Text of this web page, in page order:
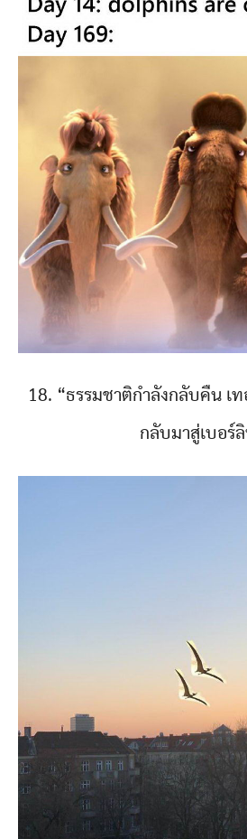
18. “ธรรมชาติกำลังกลับคืน เ
กลับมาสู่เบอร์